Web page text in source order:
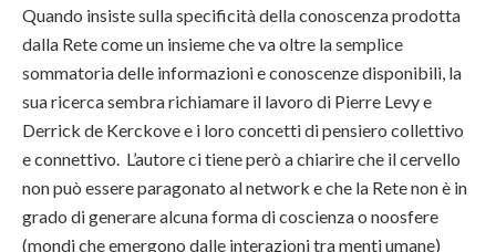
Quando insiste sulla specificità della conoscenza prodotta
dalla Rete come un insieme che va oltre la semplice
sommatoria delle informazioni e conoscenze disponibili, la
sua ricerca sembra richiamare il lavoro di Pierre Levy e
Derrick de Kerckove e i loro concetti di pensiero collettivo
e connettivo. L’autore ci tiene però a chiarire che il cervello
non può essere paragonato al network e che la Rete non è in
grado di generare alcuna forma di coscienza o noosfere
(mondi che emergono dalle interazioni tra menti umane)